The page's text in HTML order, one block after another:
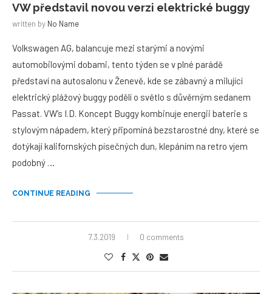
VW představil novou verzi elektrické buggy
written by No Name
Volkswagen AG, balancuje mezi starými a novými
automobilovými dobami, tento týden se v plné parádě
představí na autosalonu v Ženevě, kde se zábavný a milující
elektrický plážový buggy podělí o světlo s důvěrným sedanem
Passat. VW’s I.D. Koncept Buggy kombinuje energii baterie s
stylovým nápadem, který připomíná bezstarostné dny, které se
dotýkají kalifornských písečných dun, klepáním na retro vjem
podobný …
CONTINUE READING
7.3.2019 0 comments